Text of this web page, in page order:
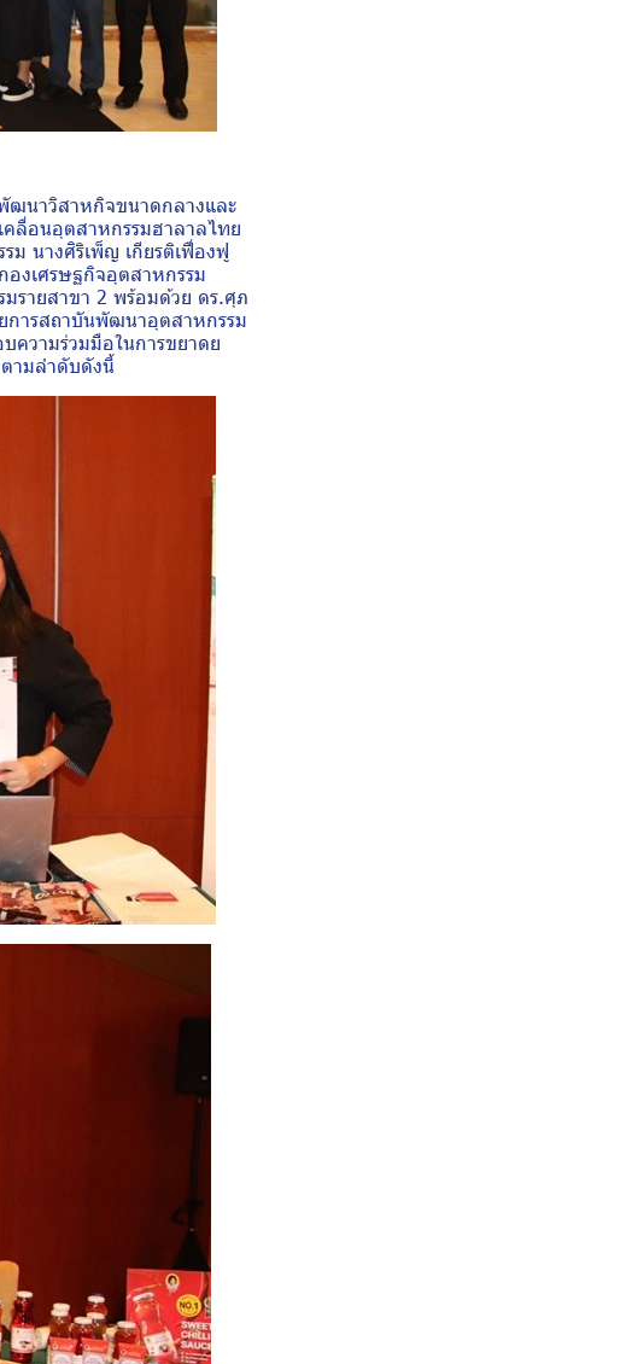
าวิสาหกิจขนาดกลางและ
คลื่อนอุตสาหกรรมฮาลาลไทย
ม นางศิริเพ็ญ เกียรติเฟื่องฟู
งเศรษฐกิจอุตสาหกรรม
รายสาขา 2 พร้อมด้วย ดร.ศุภ
การสถาบันพัฒนาอุตสาหกรรม
ความร่วมมือในการขยาดย
ามลำดับดังนี้